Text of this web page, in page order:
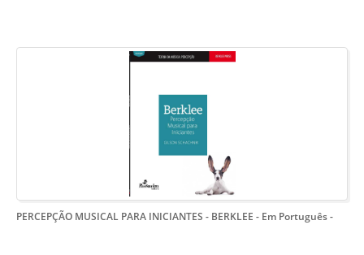
PERCEPÇÃO MUSICAL PARA INICIANTES - BERKLEE - Em Português-